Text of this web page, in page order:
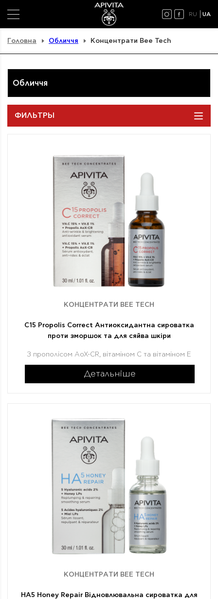
RU UA
Головна Обличчя Концентрати Bee Tech
Обличчя
ФИЛЬТРЫ
КОНЦЕНТРАТИ BEE TECH
C15 Propolis Correct Антиоксидантна сироватка
проти зморшок та для сяйва шкіри
З прополісом AoX-CR, вітаміном С та вітаміном Е
Детальніше
КОНЦЕНТРАТИ BEE TECH
HA5 Honey Repair Відновлювальна сироватка для